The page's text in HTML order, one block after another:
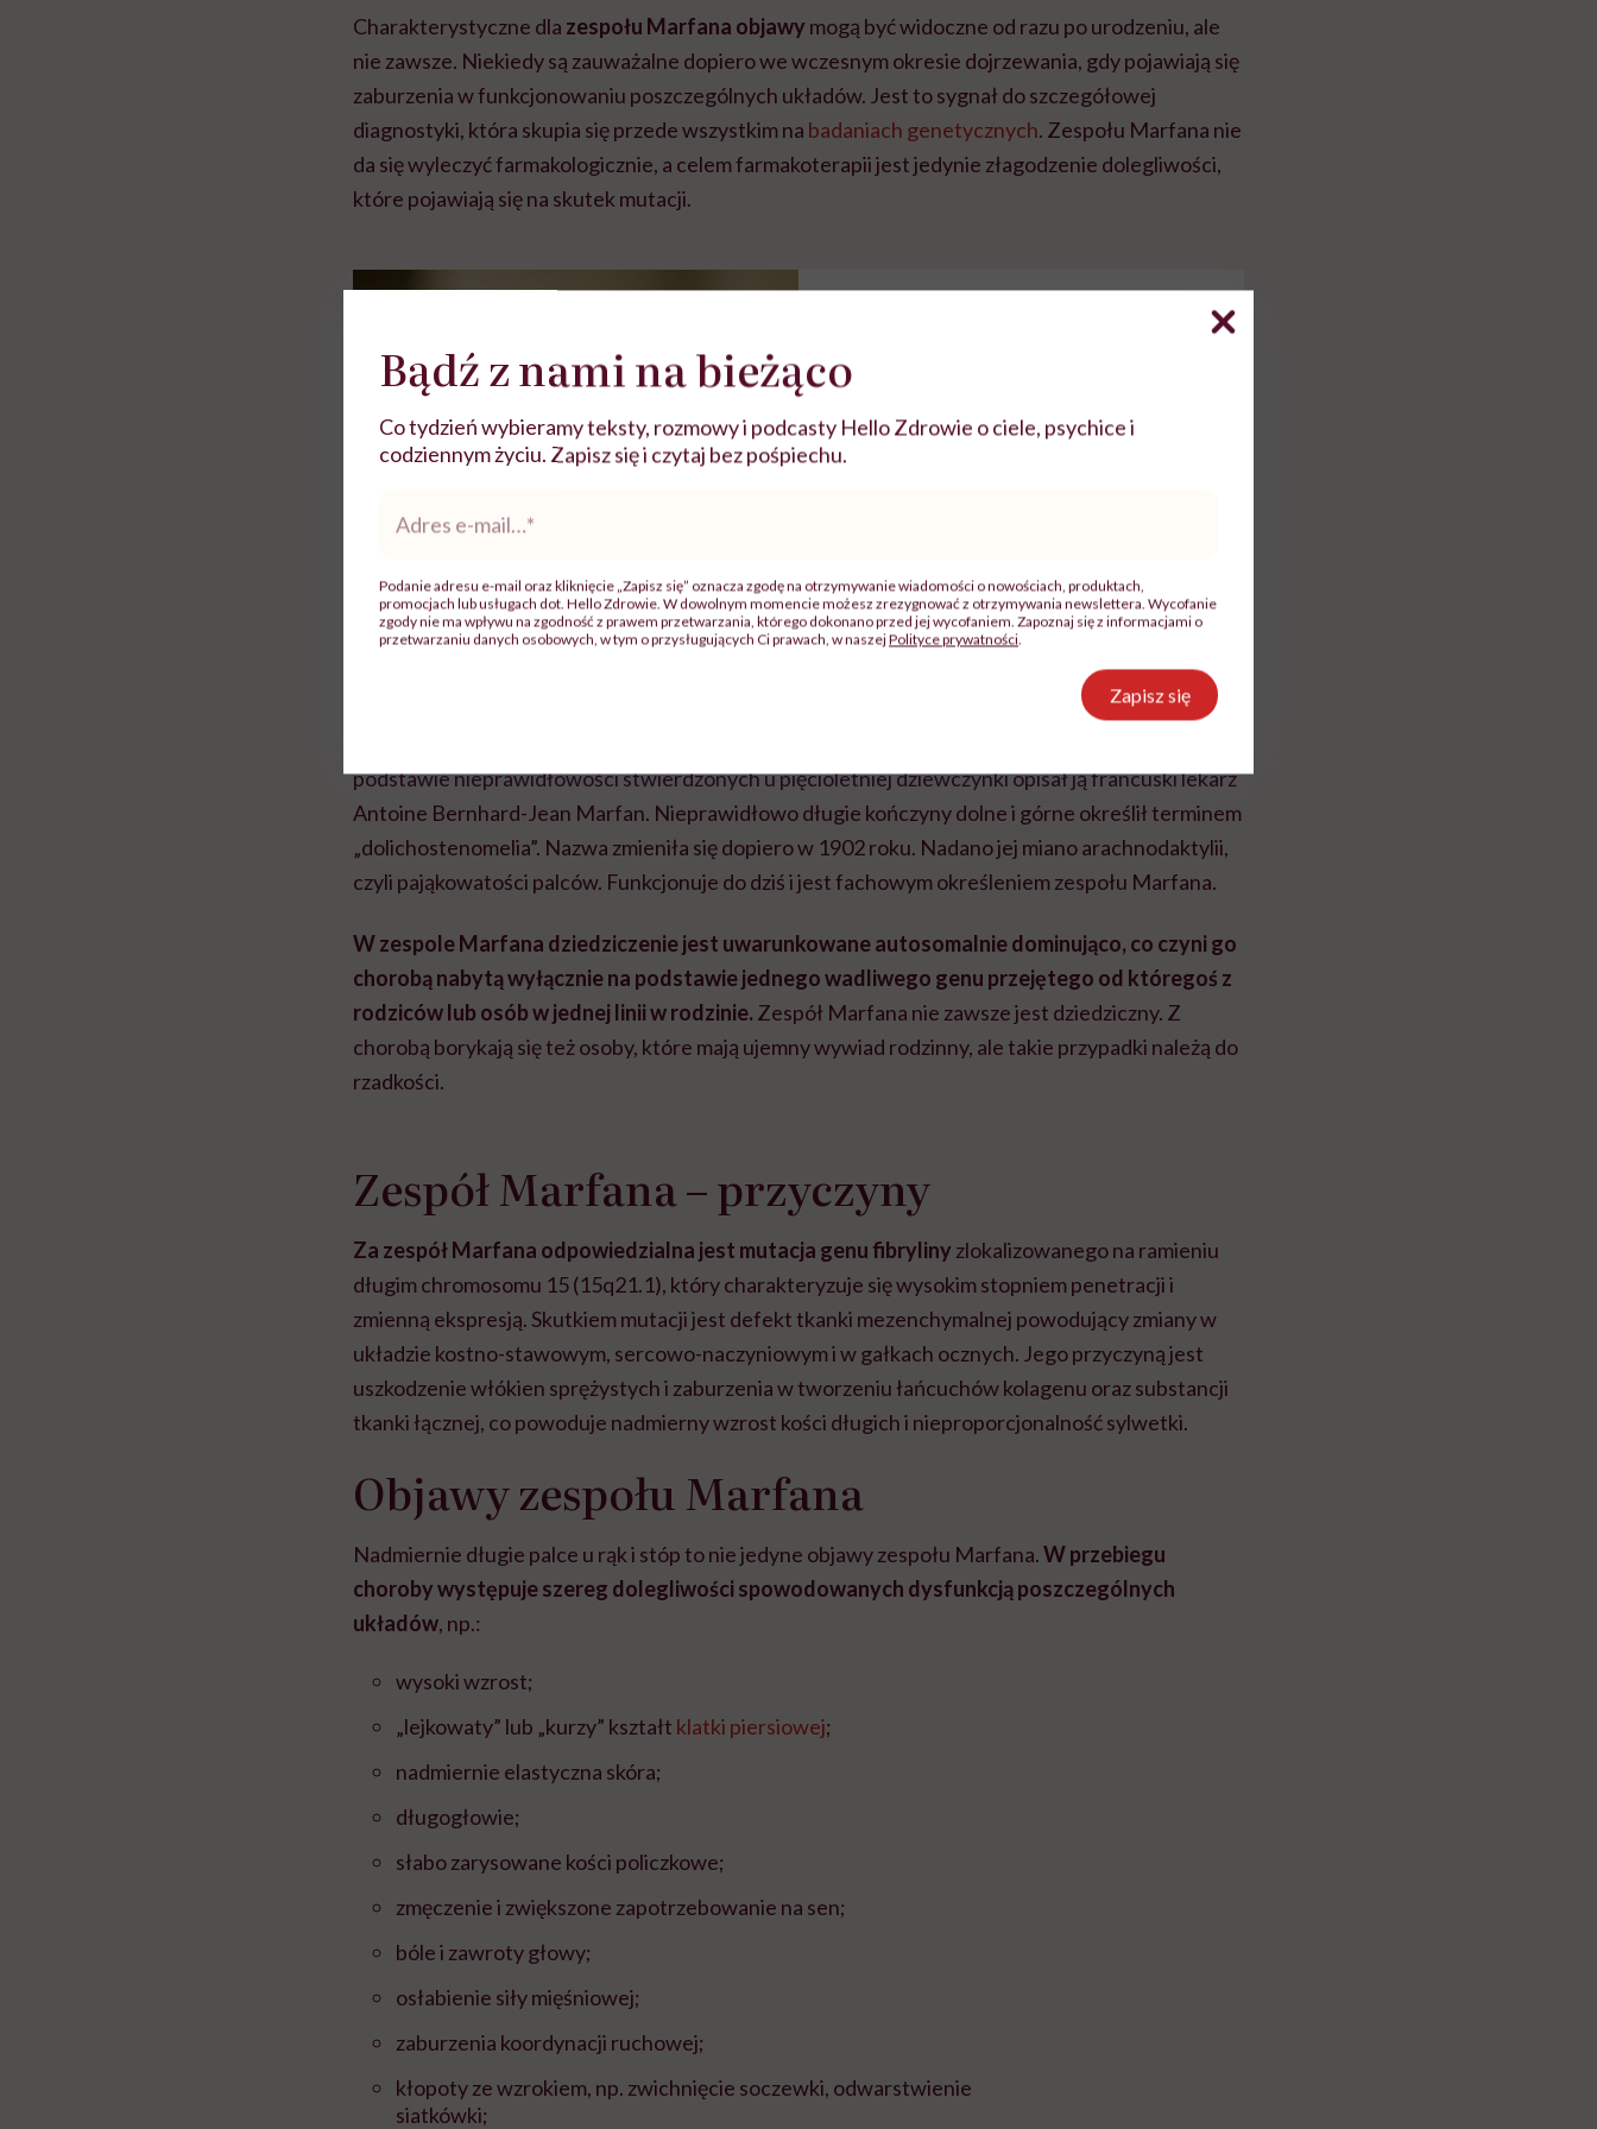
głupota i brak wyobraźni"
pracy
ekspercki
myślenie
Charakterystyczne dla zespołu Marfana objawy mogą być widoczne od razu po urodzeniu, ale
nie zawsze. Niekiedy są zauważalne dopiero we wczesnym okresie dojrzewania, gdy pojawiają się
zaburzenia w funkcjonowaniu poszczególnych układów. Jest to sygnał do szczegółowej
diagnostyki, która skupia się przede wszystkim na badaniach genetycznych. Zespołu Marfana nie
da się wyleczyć farmakologicznie, a celem farmakoterapii jest jedynie złagodzenie dolegliwości,
które pojawiają się na skutek mutacji.
Trisomia 13 – jakie są przyczyny i
objawy tej rzadkiej choroby
genetycznej?
podstawie nieprawidłowości stwierdzonych u pięcioletniej dziewczynki opisał ją francuski lekarz
Antoine Bernhard-Jean Marfan. Nieprawidłowo długie kończyny dolne i górne określił terminem
„dolichostenomelia”. Nazwa zmieniła się dopiero w 1902 roku. Nadano jej miano arachnodaktylii,
czyli pająkowatości palców. Funkcjonuje do dziś i jest fachowym określeniem zespołu Marfana.
W zespole Marfana dziedziczenie jest uwarunkowane autosomalnie dominująco, co czyni go
chorobą nabytą wyłącznie na podstawie jednego wadliwego genu przejętego od któregoś z
rodziców lub osób w jednej linii w rodzinie. Zespół Marfana nie zawsze jest dziedziczny. Z
chorobą borykają się też osoby, które mają ujemny wywiad rodzinny, ale takie przypadki należą do
rzadkości.
Zespół Marfana – przyczyny
Za zespół Marfana odpowiedzialna jest mutacja genu fibryliny zlokalizowanego na ramieniu
długim chromosomu 15 (15q21.1), który charakteryzuje się wysokim stopniem penetracji i
zmienną ekspresją.Skutkiem mutacji jest defekt tkanki mezenchymalnej powodujący zmiany w
układzie kostno-stawowym, sercowo-naczyniowym i w gałkach ocznych. Jego przyczyną jest
uszkodzenie włókien sprężystych i zaburzenia w tworzeniu łańcuchów kolagenu oraz substancji
tkanki łącznej, co powoduje nadmierny wzrost kości długich i nieproporcjonalność sylwetki.
Objawy zespołu Marfana
Nadmiernie długie palce u rąk i stóp to nie jedyne objawy zespołu Marfana.W przebiegu
choroby występuje szereg dolegliwości spowodowanych dysfunkcją poszczególnych
układów, np.:
wysoki wzrost;
„lejkowaty” lub „kurzy” kształt klatki piersiowej;
nadmiernie elastyczna skóra;
długogłowie;
słabo zarysowane kości policzkowe;
zmęczenie i zwiększone zapotrzebowanie na sen;
bóle i zawroty głowy;
osłabienie siły mięśniowej;
zaburzenia koordynacji ruchowej;
kłopoty ze wzrokiem, np. zwichnięcie soczewki, odwarstwienie
siatkówki;
Bądź z nami na bieżąco
Co tydzień wybieramy teksty, rozmowy i podcasty Hello Zdrowie o ciele, psychice i
codziennym życiu. Zapisz się i czytaj bez pośpiechu.
mail*
Podanie adresu e-mail oraz kliknięcie „Zapisz się” oznacza zgodę na otrzymywanie wiadomości o nowościach, produktach,
promocjach lub usługach dot. Hello Zdrowie. W dowolnym momencie możesz zrezygnować z otrzymywania newslettera. Wycofanie
zgody nie ma wpływu na zgodność z prawem przetwarzania, którego dokonano przed jej wycofaniem. Zapoznaj się z informacjami o
przetwarzaniu danych osobowych, w tym o przysługujących Ci prawach, w naszejPolityce prywatności.
Zapisz się